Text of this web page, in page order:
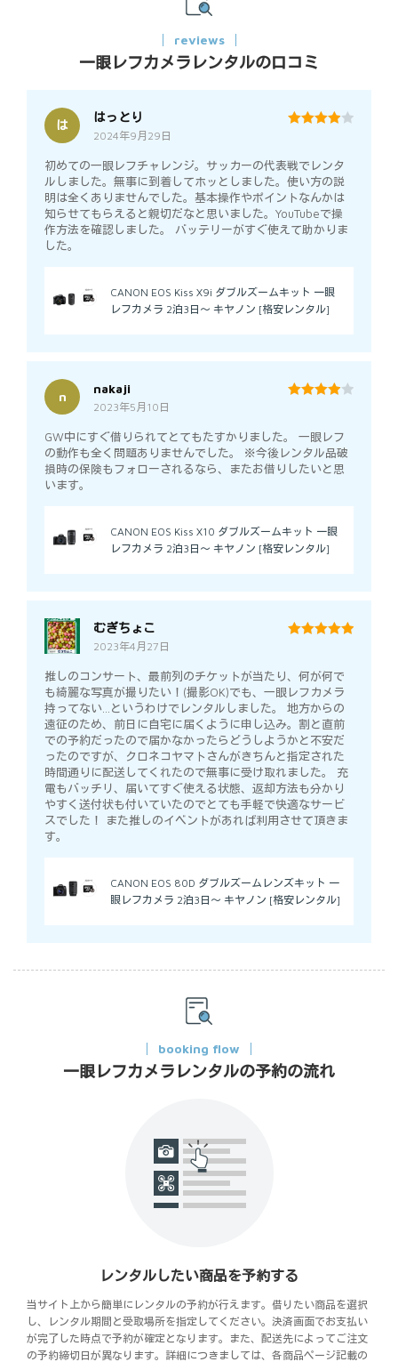
reviews
一眼レフカメラレンタルの口コミ
は
はっとり
2024年9月29日
初めての一眼レフチャレンジ。サッカーの代表戦でレンタ
ルしました。無事に到着してホッとしました。使い方の説
明は全くありませんでした。基本操作やポイントなんかは
知らせてもらえると親切だなと思いました。YouTubeで操
作方法を確認しました。 バッテリーがすぐ使えて助かりま
した。
CANON EOS Kiss X9i ダブルズームキット 一眼
レフカメラ 2泊3日～ キヤノン [格安レンタル]
n
nakaji
2023年5月10日
GW中にすぐ借りられてとてもたすかりました。 一眼レフ
の動作も全く問題ありませんでした。 ※今後レンタル品破
損時の保険もフォローされるなら、またお借りしたいと思
います。
CANON EOS Kiss X10 ダブルズームキット 一眼
レフカメラ 2泊3日～ キヤノン [格安レンタル]
むぎちょこ
2023年4月27日
推しのコンサート、最前列のチケットが当たり、何が何で
も綺麗な写真が撮りたい！(撮影OK)でも、一眼レフカメラ
持ってない…というわけでレンタルしました。 地方からの
遠征のため、前日に自宅に届くように申し込み。割と直前
での予約だったので届かなかったらどうしようかと不安だ
ったのですが、クロネコヤマトさんがきちんと指定された
時間通りに配送してくれたので無事に受け取れました。 充
電もバッチリ、届いてすぐ使える状態、返却方法も分かり
やすく送付状も付いていたのでとても手軽で快適なサービ
スでした！ また推しのイベントがあれば利用させて頂きま
す。
CANON EOS 80D ダブルズームレンズキット 一
眼レフカメラ 2泊3日～ キヤノン [格安レンタル]
booking flow
一眼レフカメラレンタルの予約の流れ
レンタルしたい商品を予約する
当サイト上から簡単にレンタルの予約が行えます。借りたい商品を選択
し、レンタル期間と受取場所を指定してください。決済画面でお支払い
が完了した時点で予約が確定となります。また、配送先によってご注文
の予約締切日が異なります。詳細につきましては、各商品ページ記載の